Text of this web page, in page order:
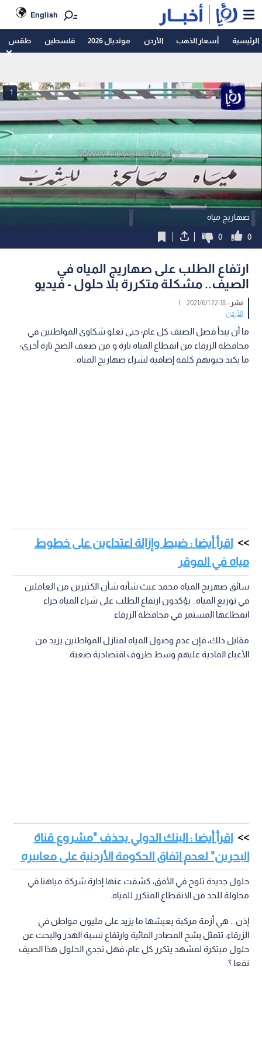
English
الرئيسية أسعار الذهب الأردن مونديال 2026 فلسطين طقس
صهاريج مياه
1
0
0
ارتفاع الطلب على صهاريج المياه في
الصيف.. مشكلة متكررة بلا حلول - فيديو
نشر :22:38 2021/6/1
|
الأردن
ما أن يبدأ فصل الصيف كل عام؛ حتى تعلو شكاوى المواطنين في
محافظة الزرقاء من انقطاع المياه تارة و من ضعف الضخ تارة أخرى؛
ما يكبد جيوبهم كلفة إضافية لشراء صهاريج المياه.
اقرأ أيضا : ضبط وإزالة اعتداءين على خطوط
مياه في الموقر
سائق صهريج المياه محمد غيث شأنه شأن الكثيرين من العاملين
في توزيع المياه.. يؤكدون ارتفاع الطلب على شراء المياه جراء
انقطاعها المستمر في محافظة الزرقاء
مقابل ذلك، فإن عدم وصول المياه لمنازل المواطنين يزيد من
الأعباء المادية عليهم وسط ظروف اقتصادية صعبة.
اقرأ أيضا : البنك الدولي يحذف "مشروع قناة
البحرين" لعدم اتفاق الحكومة الأردنية على معاييره
حلول جديدة تلوح في الأفق، كشفت عنها إدارة شركة مياهنا في
محاولة للحد من الانقطاع المتكرر للمياه.
إذن .. هي أزمة مركبة يعيشها ما يزيد على مليون مواطن في
الزرقاء، تتمثل بشح المصادر المائية وارتفاع نسبة الهدر والبحث عن
حلول مبتكرة لمشهد يتكرر كل عام، فهل تجدي الحلول هذا الصيف
نفعا ؟.